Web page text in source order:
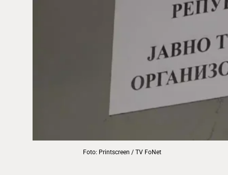
Foto: Printscreen / TV FoNet